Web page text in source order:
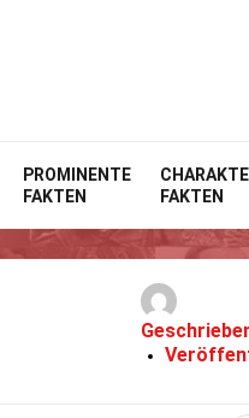
PROMINENTE
FAKTEN
FAKTEN
15